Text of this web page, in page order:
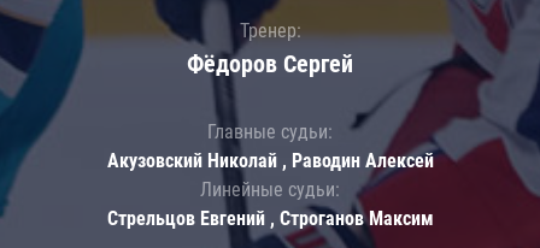
Тренер:
Фёдоров Сергей
Главные судьи:
Акузовский Николай , Раводин Алексей
Линейные судьи:
Стрельцов Евгений , Строганов Максим